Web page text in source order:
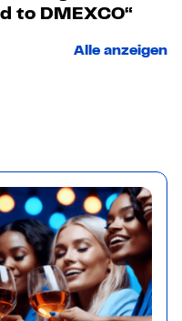
to DMEXCO“
Alle anzeigen